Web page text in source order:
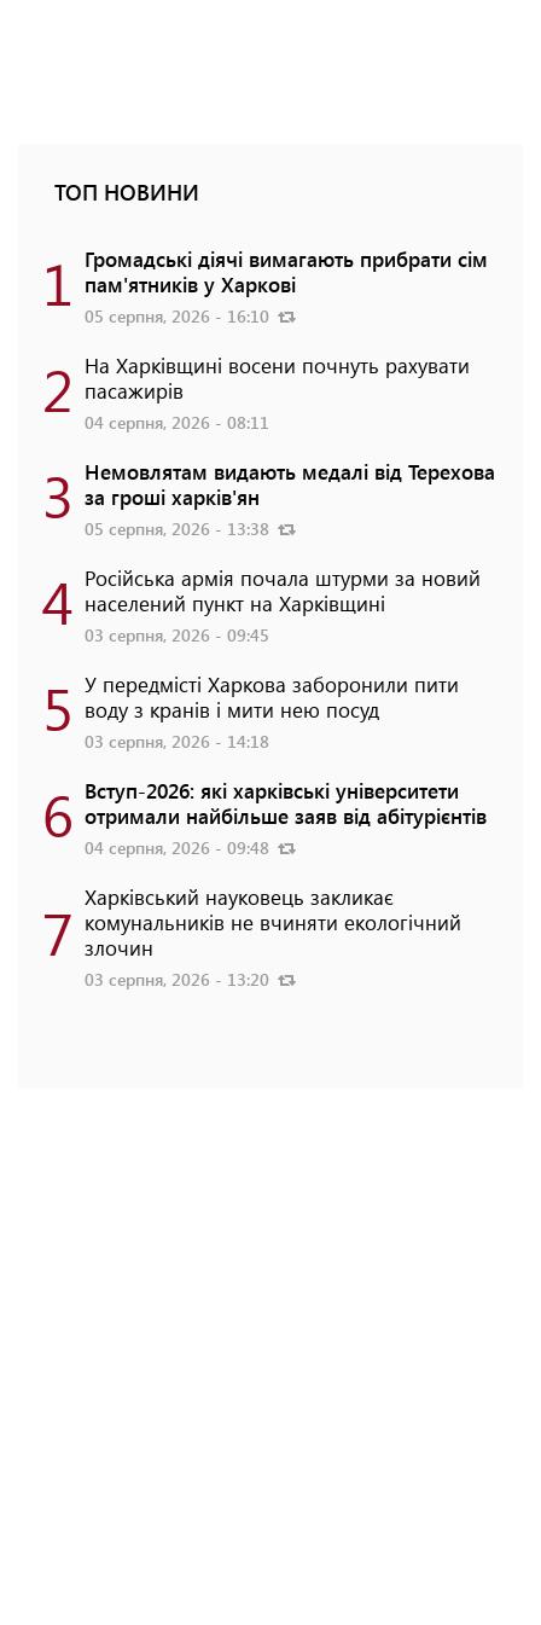
ТОП НОВИНИ
1 Громадські діячі вимагають прибрати сім
пам'ятників у Харкові
05 серпня, 2026 - 16:10
2 На Харківщині восени почнуть рахувати
пасажирів
04 серпня, 2026 - 08:11
3 Немовлятам видають медалі від Терехова
за гроші харків'ян
05 серпня, 2026 - 13:38
4 Російська армія почала штурми за новий
населений пункт на Харківщині
03 серпня, 2026 - 09:45
5 У передмісті Харкова заборонили пити
воду з кранів і мити нею посуд
03 серпня, 2026 - 14:18
6 Вступ-2026: які харківські університети
отримали найбільше заяв від абітурієнтів
04 серпня, 2026 - 09:48
7 Харківський науковець закликає
комунальників не вчиняти екологічний
злочин
03 серпня, 2026 - 13:20